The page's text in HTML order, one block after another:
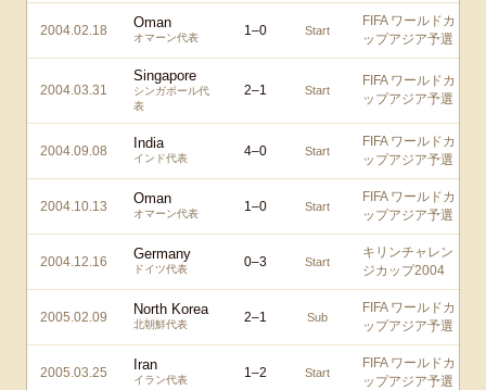
2004.02.18 Oman
オマーン代表 1–0 Start
FIFA ワールドカ
ップアジア予選
2004.03.31
Singapore
シンガポール代
表
2–1 Start
FIFA ワールドカ
ップアジア予選
2004.09.08 India
インド代表 4–0 Start
FIFA ワールドカ
ップアジア予選
2004.10.13 Oman
オマーン代表 1–0 Start
FIFA ワールドカ
ップアジア予選
2004.12.16 Germany
ドイツ代表 0–3 Start
キリンチャレン
ジカップ2004
2005.02.09 North Korea
北朝鮮代表 2–1 Sub
FIFA ワールドカ
ップアジア予選
2005.03.25 Iran
イラン代表 1–2 Start
FIFA ワールドカ
ップアジア予選